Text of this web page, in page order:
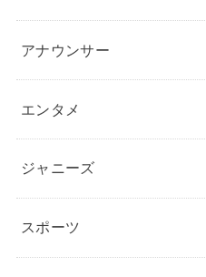
アナウンサー
エンタメ
ジャニーズ
スポーツ